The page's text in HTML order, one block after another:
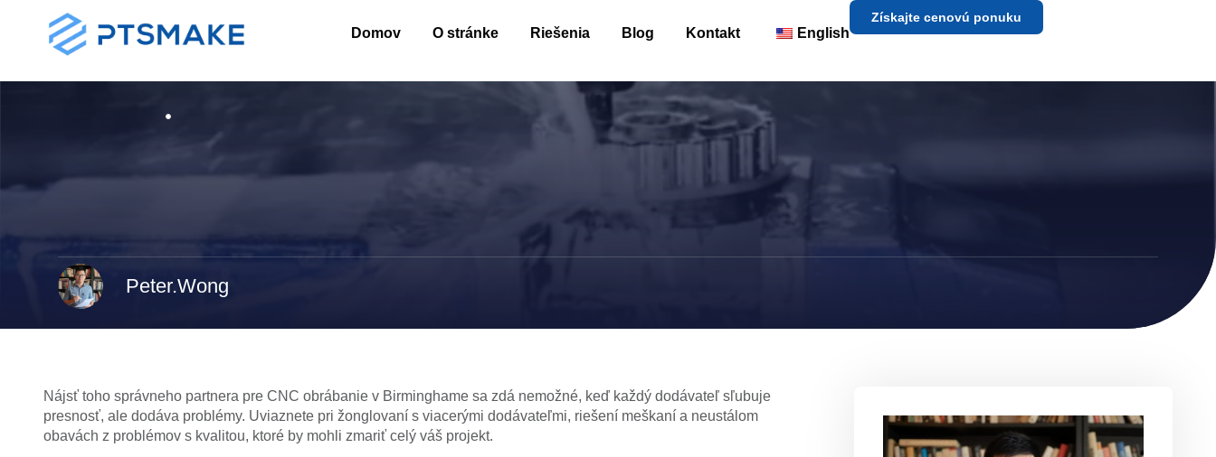
Domov O stránke Riešenia Blog Kontakt English
Získajte cenovú ponuku
Peter.Wong
Nájsť toho správneho partnera pre CNC obrábanie v Birminghame sa zdá nemožné, keď každý dodávateľ sľubuje
presnosť, ale dodáva problémy. Uviaznete pri žonglovaní s viacerými dodávateľmi, riešení meškaní a neustálom
obavách z problémov s kvalitou, ktoré by mohli zmariť celý váš projekt.